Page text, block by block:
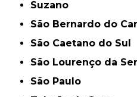
Suzano
São Bernardo do
São Caetano do Sul
São Lourenço da
São Paulo